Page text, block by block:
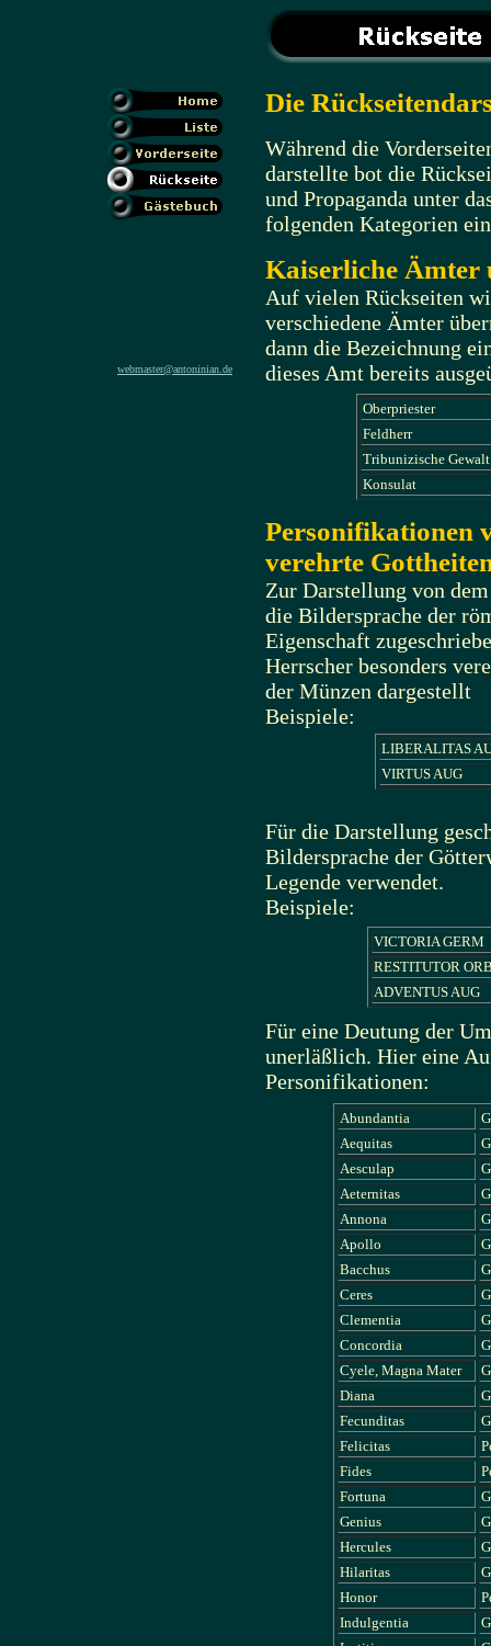
webmaster@antoninian.de
Die
Während die
darstellte bot die
und Propaganda unter
folgenden Kategorien
Kaiserliche Ämter
Auf vielen Rückseiten
verschiedene Ämter
dann die Bezeichnung
dieses Amt bereits
Oberpriester
Feldherr
Tribunizische Gewalt
Konsulat
Personifikationen
verehrte
Zur Darstellung von
die Bildersprache der
Eigenschaft
Herrscher besonders
der Münzen dargestellt
Beispiele:
LIBERALITAS
VIRTUS AUG
Für die Darstellung
Bildersprache der
Legende verwendet.
Beispiele:
VICTORIA GERM
RESTITUTOR
ADVENTUS AUG
Für eine Deutung der
unerläßlich. Hier eine
Personifikationen:
Abundantia
Aequitas
Aesculap
Aeternitas
Annona
Apollo
Bacchus
Ceres
Clementia
Concordia
Cyele, Magna Mater
Diana
Fecunditas
Felicitas
Fides
Fortuna
Genius
Hercules
Hilaritas
Honor
Indulgentia